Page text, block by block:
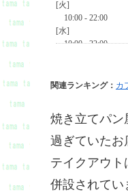
関連ランキング： カ
焼き立てパン
過ぎていたお
テイクアウ
併設されてい